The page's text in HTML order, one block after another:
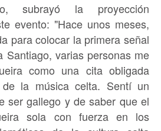
subrayó la proyección
evento: "Hace unos meses,
para colocar la primera señal
Santiago, varias personas me
como una cita obligada
la música celta. Sentí un
ser gallego y de saber que el
sola con fuerza en los